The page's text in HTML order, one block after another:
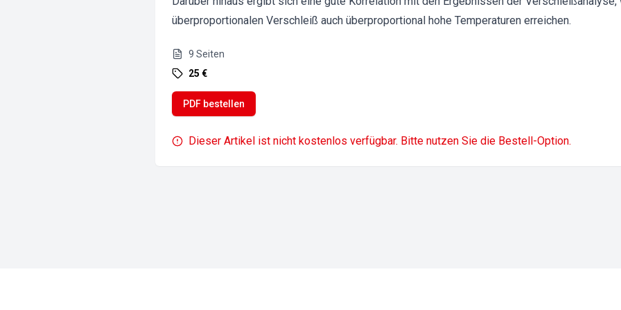
überproportionalen Verschleiß auch überproportional hohe Temperaturen erreichen.
9 Seiten
25 €
PDF bestellen
Dieser Artikel ist nicht kostenlos verfügbar. Bitte nutzen Sie die Bestell-Option.